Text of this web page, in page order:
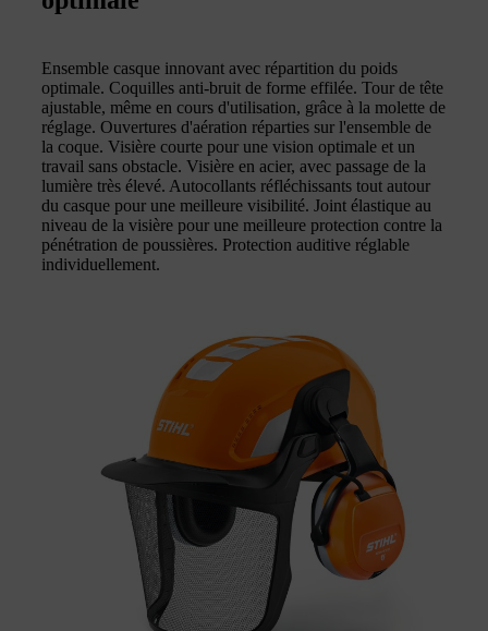
Ensemble casque innovant avec répartition du poids
optimale. Coquilles anti-bruit de forme effilée. Tour de tête
ajustable, même en cours d'utilisation, grâce à la molette de
réglage. Ouvertures d'aération réparties sur l'ensemble de
la coque. Visière courte pour une vision optimale et un
travail sans obstacle. Visière en acier, avec passage de la
lumière très élevé. Autocollants réfléchissants tout autour
du casque pour une meilleure visibilité. Joint élastique au
niveau de la visière pour une meilleure protection contre la
pénétration de poussières. Protection auditive réglable
individuellement.